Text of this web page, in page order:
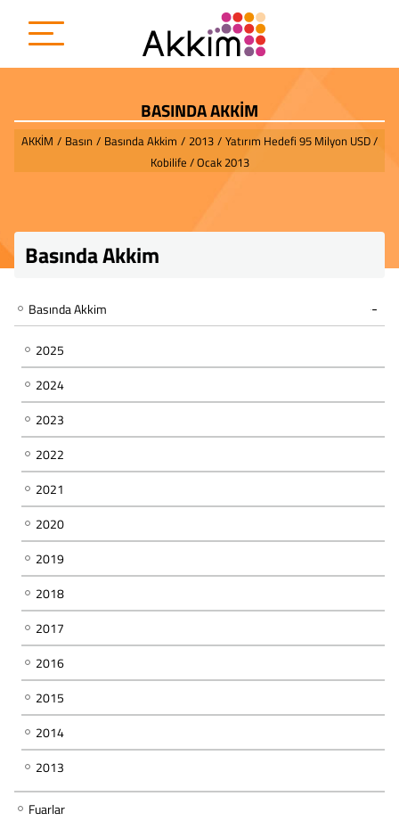
BASINDA AKKİM
AKKİM / Basın / Basında Akkim / 2013 / Yatırım Hedefi 95 Milyon USD /
Kobilife / Ocak 2013
Basında Akkim
Basında Akkim
2025
2024
2023
2022
2021
2020
2019
2018
2017
2016
2015
2014
2013
Fuarlar